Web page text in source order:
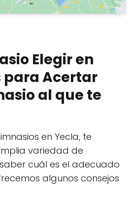
Elegir en
para Acertar
al que te
en Yecla, te
variedad de
cuál es el adecuado
algunos consejos